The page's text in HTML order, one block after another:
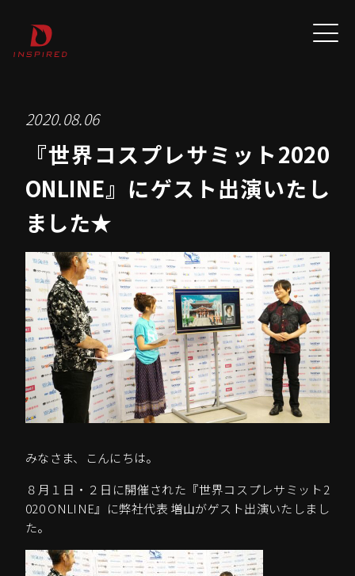
2020.08.06
『世界コスプレサミット2020
ONLINE』にゲスト出演いたし
ました★
みなさま、こんにちは。
８月１日・２日に開催された『世界コスプレサミット2
020 ONLINE』に弊社代表 増山がゲスト出演いたしまし
た。